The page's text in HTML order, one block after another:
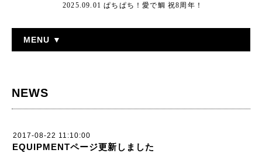
2025.09.01 ぱちぱち！愛で鯛 祝8周年！
MENU ▼
NEWS
2017-08-22 11:10:00
EQUIPMENTページ更新しました